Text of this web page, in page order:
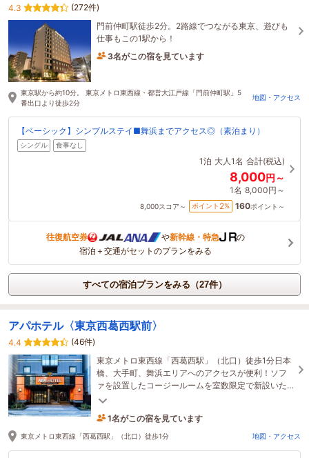
4.3
(272件)
門前仲町駅徒歩2分。2路線でつながる東京、遊びも
仕事もこの1駅から！
3名がこの宿を見ています
12分前に予約されました
東京駅から約10分。 東京メトロ東西線・都営大江戸線「門前仲町駅」5
番出口より徒歩2分
地図・アクセス
【ベーシック】シンプルステイ■舞浜までアクセス◎（素泊まり）
シングル 食事なし
1泊 大人1名 合計(税込)
8,000円～
1名 8,000円～
8,000スコア～ ポイント 2% 160ポイント～
往復航空券 や新幹線・特急
の
宿泊＋交通がセットのプランをみる
すべての宿泊プランをみる（27件）
アパホテル〈東京西葛西駅前〉
4.4
(46件)
東京メトロ東西線「西葛西駅」（北口）徒歩1分日本
橋、大手町、舞浜エリアへのアクセスが便利！ソフ
ァを設置したコージールームを室数限定で新設いた
しました。ゆっくりとお寛ぎ頂ける客室です。
4時間前に予約されました
東京メトロ東西線「西葛西駅」（北口）徒歩1分 地図・アクセス